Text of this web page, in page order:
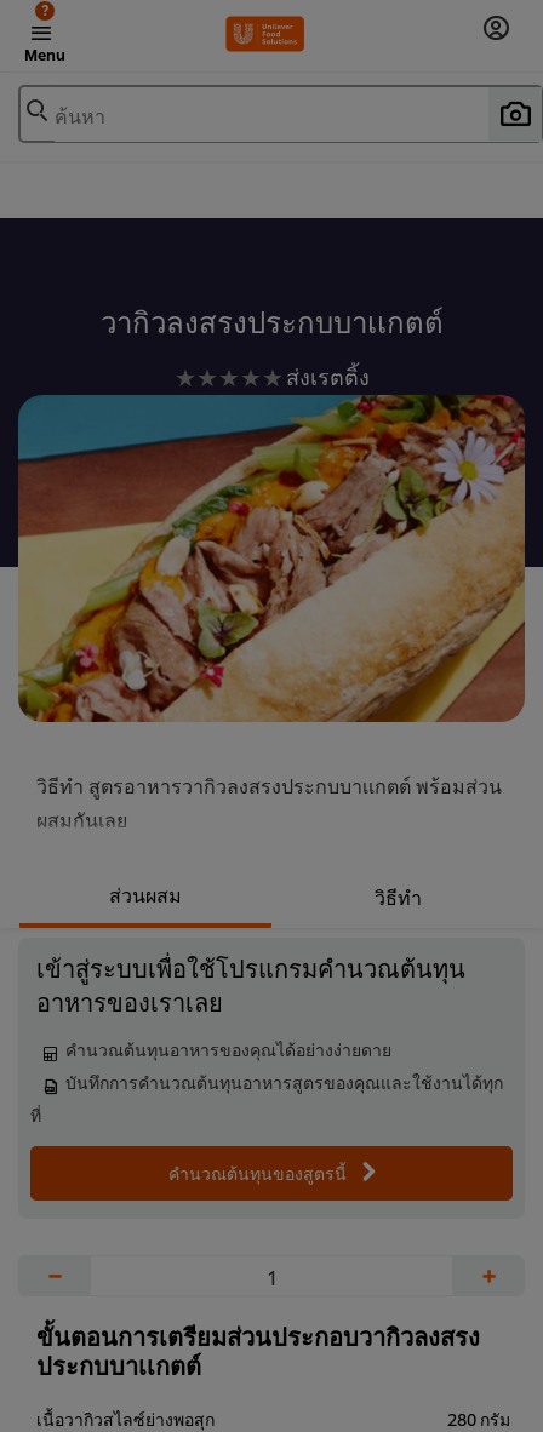
Menu
?
ค้นหา
วากิวลงสรงประกบบาเเกตต์
ไม่มี
การ
ให้
คะแนน
สำหรับ
recipe
นี้
ส่งเรตติ้ง
วิธีทำ สูตรอาหารวากิวลงสรงประกบบาเเกตต์ พร้อมส่วน
ผสมกันเลย
ส่วนผสม วิธีทำ
เข้าสู่ระบบเพื่อใช้โปรแกรมคำนวณต้นทุน
อาหารของเราเลย
คำนวณต้นทุนอาหารของคุณได้อย่างง่ายดาย
บันทึกการคำนวณต้นทุนอาหารสูตรของคุณและใช้งานได้ทุก
ที่
คำนวณต้นทุนของสูตรนี้
− +
ขั้นตอนการเตรียมส่วนประกอบวากิวลงสรง
ประกบบาเเกตต์
เนื้อวากิวสไลซ์ย่างพอสุก 280 กรัม